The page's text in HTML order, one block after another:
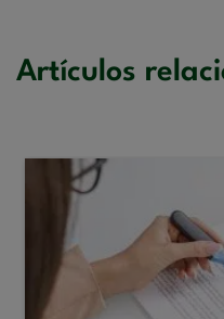
Artículos